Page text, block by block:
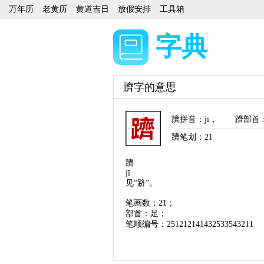
万年历 老黄历 黄道吉日 放假安排 工具箱
字典
躋字的意思
躋拼音 ： jī ， 躋部首
躋笔划： 21
躋
jī
见“跻”。
笔画数：21；
部首：足；
笔顺编号：251212141432533543211